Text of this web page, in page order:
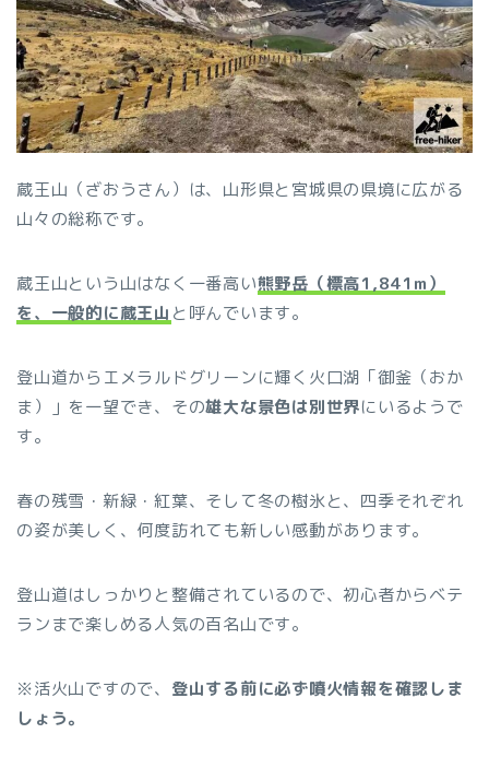
蔵王山（ざおうさん）は、山形県と宮城県の県境に広がる
山々の総称です。
蔵王山という山はなく一番高い熊野岳（標高1,841m）
を、一般的に蔵王山 と呼んでいます。
登山道からエメラルドグリーンに輝く火口湖「御釜（おか
ま）」を一望でき、その雄大な景色は別世界にいるようで
す。
春の残雪・新緑・紅葉、そして冬の樹氷と、四季それぞれ
の姿が美しく、何度訪れても新しい感動があります。
登山道はしっかりと整備されているので、初心者からベテ
ランまで楽しめる人気の百名山です。
※活火山ですので、 登山する前に必ず噴火情報を確認しま
しょう。